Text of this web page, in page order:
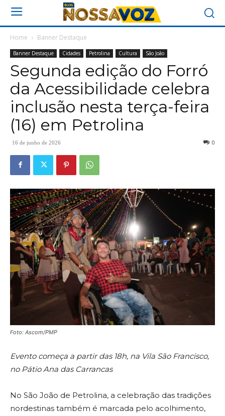
Home Banner Destaque
Banner Destaque Cidades Petrolina Cultura São João
Segunda edição do Forró
da Acessibilidade celebra
inclusão nesta terça-feira
(16) em Petrolina
16 de junho de 2026 0
Foto: Ascom/PMP
Evento começa a partir das 18h, na Vila São Francisco,
no Pátio Ana das Carrancas
No São João de Petrolina, a celebração das tradições
nordestinas também é marcada pelo acolhimento,